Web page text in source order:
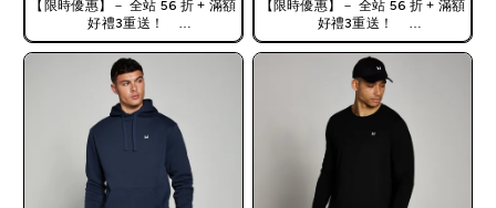
【限時優惠】－ 全站 56 折 + 滿額
好禮3重送！
使用優惠碼，獲得額外折扣：
TW56
【限時優惠】－ 全站 56 折 + 滿額
好禮3重送！
使用優惠碼，獲得額外折扣：
TW56